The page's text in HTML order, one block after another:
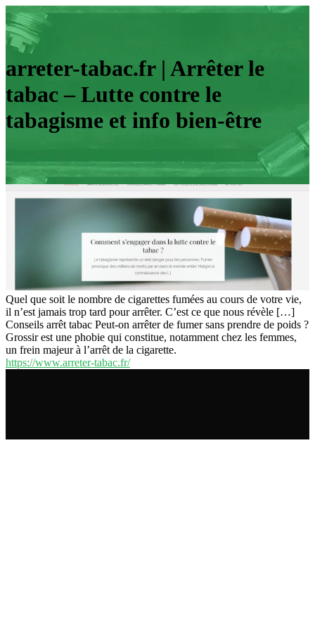
arreter-tabac.fr | Arrêter le
tabac – Lutte contre le
tabagisme et info bien-être
Quel que soit le nombre de cigarettes fumées au cours de votre vie,
il n’est jamais trop tard pour arrêter. C’est ce que nous révèle […]
Conseils arrêt tabac Peut-on arrêter de fumer sans prendre de poids ?
Grossir est une phobie qui constitue, notamment chez les femmes,
un frein majeur à l’arrêt de la cigarette.
https://www.arreter-tabac.fr/